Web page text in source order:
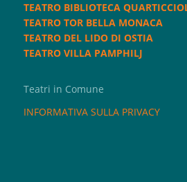
TEATRO BIBLIOTECA
TEATRO TOR BELLA MONACA
TEATRO DEL LIDO DI OSTIA
TEATRO VILLA PAMPHILJ
Teatri in Comune
INFORMATIVA SULLA PRIVACY